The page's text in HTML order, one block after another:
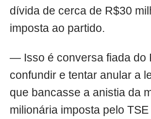
dívida de cerca de R$30
imposta ao partido.
— Isso é conversa fiada do
confundir e tentar anular a
que bancasse a anistia da
milionária imposta pelo